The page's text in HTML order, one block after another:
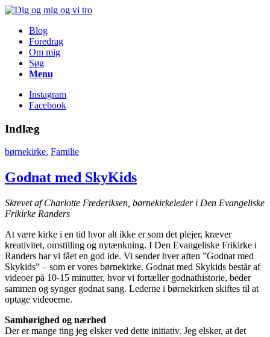
Blog
Foredrag
Om mig
Søg
Menu
Instagram
Facebook
Indlæg
børnekirke, Familie
Godnat med SkyKids
Skrevet af Charlotte Frederiksen, børnekirkeleder i Den Evangeliske
Frikirke Randers
At være kirke i en tid hvor alt ikke er som det plejer, kræver
kreativitet, omstilling og nytænkning. I Den Evangeliske Frikirke i
Randers har vi fået en god ide. Vi sender hver aften ”Godnat med
Skykids” – som er vores børnekirke. Godnat med Skykids består af
videoer på 10-15 minutter, hvor vi fortæller godnathistorie, beder
sammen og synger godnat sang. Lederne i børnekirken skiftes til at
optage videoerne.
Samhørighed og nærhed
Der er mange ting jeg elsker ved dette initiativ. Jeg elsker, at det